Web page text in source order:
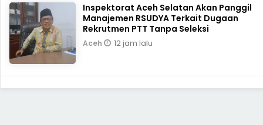
Inspektorat Aceh Selatan Akan Panggil
Manajemen RSUDYA Terkait Dugaan
Rekrutmen PTT Tanpa Seleksi
Aceh 12 jam lalu